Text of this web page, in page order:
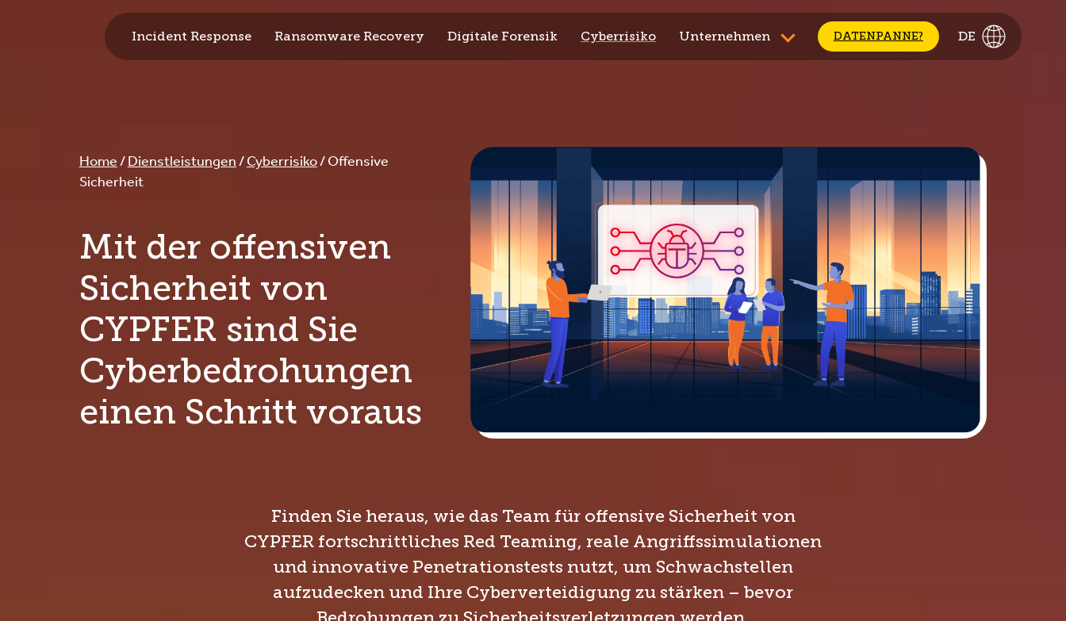
CYPFER Incident Response Ransomware Recovery Digitale Forensik Cyberrisiko Unternehmen DATENPANNE? DE
Home/Dienstleistungen/Cyberrisiko/ Offensive
Sicherheit
Mit der offensiven
Sicherheit von
CYPFER sind Sie
Cyberbedrohungen
einen Schritt voraus
Finden Sie heraus, wie das Team für offensive Sicherheit von
CYPFER fortschrittliches Red Teaming, reale Angriffssimulationen
und innovative Penetrationstests nutzt, um Schwachstellen
aufzudecken und Ihre Cyberverteidigung zu stärken – bevor